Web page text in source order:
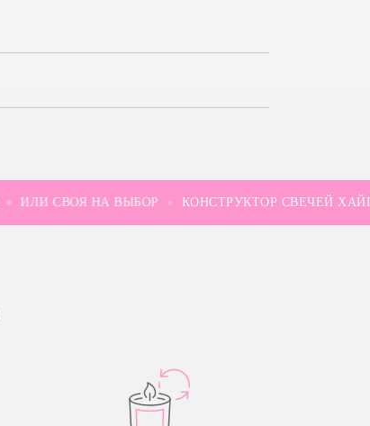
ИЛИ СВОЯ НА ВЫБОР КОНСТРУКТОР СВЕЧЕЙ ХАЙП